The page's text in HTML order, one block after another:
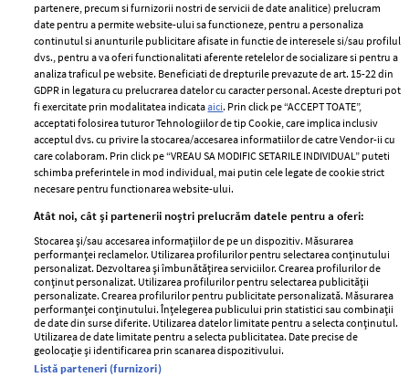
ELLE Style Awards
2024
Despre ELLE
Romania
Contact
Abonamente
Termeni si conditii
Politica de
confidențialitate
Politica de cookies
Publicitate
GSP
Unica
Baby
Retete
femei
Viva
Avantaje
Retete practice
Pariază responsabil! Decizia ONJN nr. 821/25.09.2025.
partenere, precum si furnizorii nostri de servicii de date analitice) prelucram
date pentru a permite website-ului sa functioneze, pentru a personaliza
continutul si anunturile publicitare afisate in functie de interesele si/sau profilul
dvs., pentru a va oferi functionalitati aferente retelelor de socializare si pentru a
analiza traficul pe website. Beneficiati de drepturile prevazute de art. 15-22 din
GDPR in legatura cu prelucrarea datelor cu caracter personal. Aceste drepturi pot
fi exercitate prin modalitatea indicataaici. Prin click pe “ACCEPT TOATE”,
acceptati folosirea tuturor Tehnologiilor de tip Cookie, care implica inclusiv
acceptul dvs. cu privire la stocarea/accesarea informatiilor de catre Vendor-ii cu
care colaboram. Prin click pe “VREAU SA MODIFIC SETARILE INDIVIDUAL” puteti
schimba preferintele in mod individual, mai putin cele legate de cookie strict
necesare pentru functionarea website-ului.
Atât noi, cât și partenerii noștri prelucrăm datele pentru a oferi:
Stocarea și/sau accesarea informațiilor de pe un dispozitiv. Măsurarea
performanței reclamelor. Utilizarea profilurilor pentru selectarea conținutului
personalizat. Dezvoltarea și îmbunătățirea serviciilor. Crearea profilurilor de
conținut personalizat. Utilizarea profilurilor pentru selectarea publicității
personalizate. Crearea profilurilor pentru publicitate personalizată. Măsurarea
performanței conținutului. Înțelegerea publicului prin statistici sau combinații
de date din surse diferite. Utilizarea datelor limitate pentru a selecta conținutul.
Utilizarea de date limitate pentru a selecta publicitatea. Date precise de
geolocație și identificarea prin scanarea dispozitivului.
Listă parteneri (furnizori)